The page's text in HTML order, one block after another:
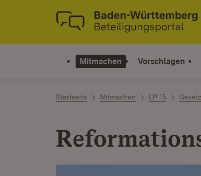
Zum Inhalt springen
Link zur Startseite
Mitmachen Vorschlagen
Startseite Mitmachen LP 15